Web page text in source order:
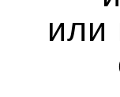
или